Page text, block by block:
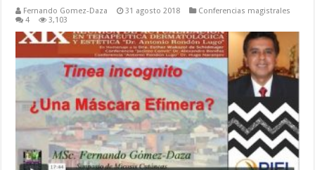
Fernando Gomez-Daza 31 agosto 2018
Conferencias magistrales
4
3,103